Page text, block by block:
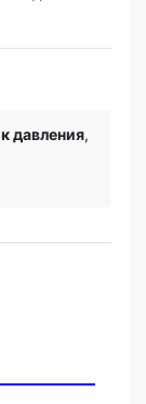
давления,